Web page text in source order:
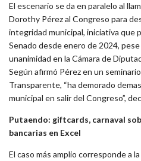
El escenario se da en paralelo al
Dorothy Pérez al Congreso para
integridad municipal, iniciativa que
Senado desde enero de 2024,
unanimidad en la Cámara de
Según afirmó Pérez en un
Transparente, “ha demorado
municipal en salir del Congreso”,
Putaendo: giftcards, carnaval
bancarias en Excel
El caso más amplio corresponde a